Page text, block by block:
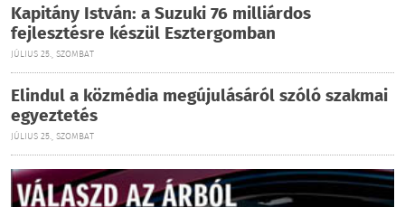
Kapitány István: a Suzuki 76 milliárdos
fejlesztésre készül Esztergomban
JÚLIUS 25., SZOMBAT
Elindul a közmédia megújulásáról szóló szakmai
egyeztetés
JÚLIUS 25., SZOMBAT